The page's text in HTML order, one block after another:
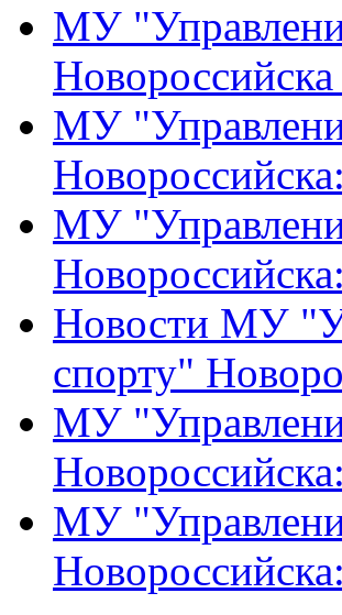
МУ
МУ
МУ
Новости МУ
спорту"
МУ
МУ